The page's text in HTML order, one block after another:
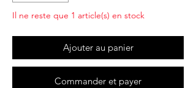
Il ne reste que 1 article(s) en stock
Ajouter au panier
Commander et payer